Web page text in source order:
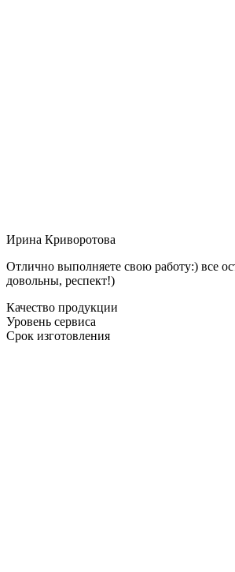
Ирина Криворотова
Отлично выполняете свою работу:) все
довольны, респект!)
Качество продукции
Уровень сервиса
Срок изготовления